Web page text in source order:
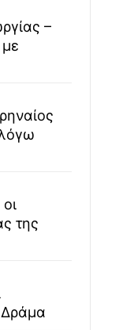
–
της
Δράμα